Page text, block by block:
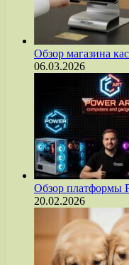
Обзор магазина
06.03.2026
Обзор платформы
20.02.2026